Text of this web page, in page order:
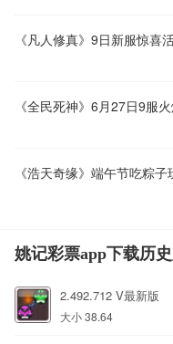
《凡人修真》9日新服惊喜
《全民死神》6月27日9服
《浩天奇缘》端午节吃粽子
姚记彩票app下载历
2.492.712 V最新版
大小 38.64